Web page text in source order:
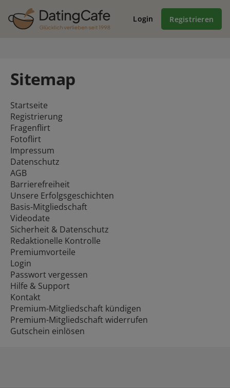
Login Registrieren
Sitemap
Startseite
Registrierung
Fragenflirt
Fotoflirt
Impressum
Datenschutz
AGB
Barrierefreiheit
Unsere Erfolgsgeschichten
Basis-Mitgliedschaft
Videodate
Sicherheit & Datenschutz
Redaktionelle Kontrolle
Premiumvorteile
Login
Passwort vergessen
Hilfe & Support
Kontakt
Premium-Mitgliedschaft kündigen
Premium-Mitgliedschaft widerrufen
Gutschein einlösen